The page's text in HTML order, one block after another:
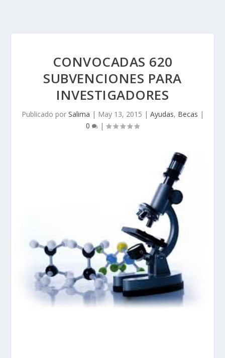
CONVOCADAS 620
SUBVENCIONES PARA
INVESTIGADORES
Publicado por Salima | May 13, 2015 | Ayudas, Becas |
0
|